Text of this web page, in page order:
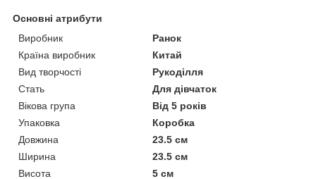
Основні атрибути
Виробник
Ранок
Країна виробник
Китай
Вид творчості
Рукоділля
Стать
Для дівчаток
Вікова група
Від 5 років
Упаковка
Коробка
Довжина
23.5 см
Ширина
23.5 см
Висота
5 см